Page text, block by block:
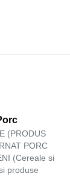
(PRODUS
PORC
(Cereale si
produse